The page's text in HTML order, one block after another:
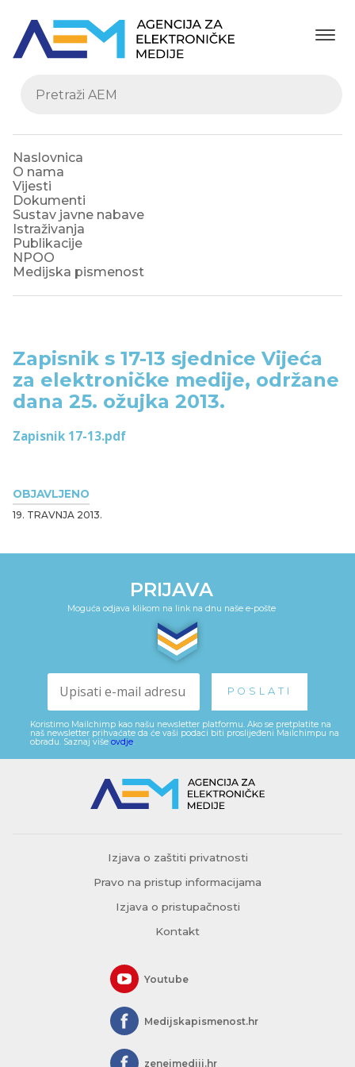
Naslovnica
O nama
Vijesti
Dokumenti
Sustav javne nabave
Istraživanja
Publikacije
NPOO
Medijska pismenost
OBJAVLJENO
19. TRAVNJA 2013.
Zapisnik s 17-13 sjednice Vijeća
za elektroničke medije, održane
dana 25. ožujka 2013.
Zapisnik 17-13.pdf
PRIJAVA
Moguća odjava klikom na link na dnu naše e-pošte
Koristimo Mailchimp kao našu newsletter platformu. Ako se pretplatite na
naš newsletter prihvaćate da će vaši podaci biti proslijeđeni Mailchimpu na
obradu. Saznaj više ovdje
Izjava o zaštiti privatnosti
Pravo na pristup informacijama
Izjava o pristupačnosti
Kontakt
Youtube
Medijskapismenost.hr
zeneimediji.hr